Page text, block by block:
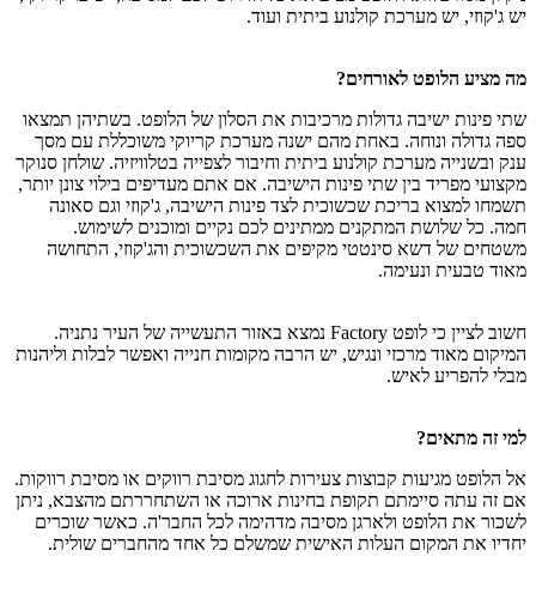
יש ג'קוזי, יש מערכת קולנוע ביתית ועוד.
מה מציע הלופט לאורחים?
שתי פינות ישיבה גדולות מרכיבות את הסלון של הלופט. בשתיהן תמצאו
ספה גדולה ונוחה. באחת מהם ישנה מערכת קריוקי משוכללת עם מסך
ענק ובשנייה מערכת קולנוע ביתית וחיבור לצפייה בטלוויזיה. שולחן סנוקר
מקצועי מפריד בין שתי פינות הישיבה. אם אתם מעדיפים בילוי צונן יותר,
תשמחו למצוא בריכת שכשוכית לצד פינות הישיבה, ג'קוזי וגם סאונה
חמה. כל שלושת המתקנים ממתינים לכם נקיים ומוכנים לשימוש.
משטחים של דשא סינטטי מקיפים את השכשוכית והג'קוזי, התחושה
מאוד טבעית ונעימה.
חשוב לציין כי לופט Factory נמצא באזור התעשייה של העיר נתניה.
המיקום מאוד מרכזי ונגיש, יש הרבה מקומות חנייה ואפשר לבלות וליהנות
מבלי להפריע לאיש.
למי זה מתאים?
אל הלופט מגיעות קבוצות צעירות לחגוג מסיבת רווקים או מסיבת רווקות.
אם זה עתה סיימתם תקופת בחינות ארוכה או השתחררתם מהצבא, ניתן
לשכור את הלופט ולארגן מסיבה מדהימה לכל החבר'ה. כאשר שוכרים
יחדיו את המקום העלות האישית שמשלם כל אחד מהחברים שולית.